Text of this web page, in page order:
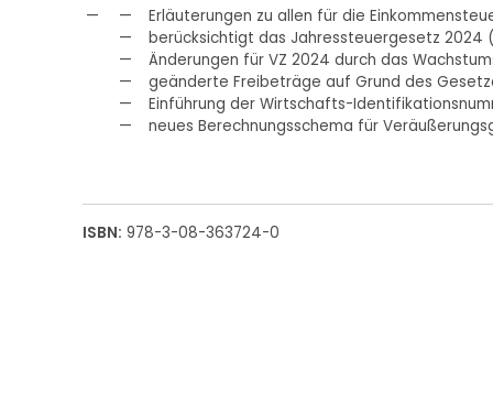
Erläuterungen zu allen für die
berücksichtigt das Jahressteuergesetz 2024
Änderungen für VZ 2024 durch das
geänderte Freibeträge auf Grund des
Einführung der Wirtschafts-
neues Berechnungsschema für
ISBN: 978-3-08-363724-0